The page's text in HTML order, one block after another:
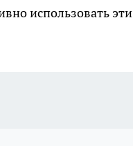
использовать эти